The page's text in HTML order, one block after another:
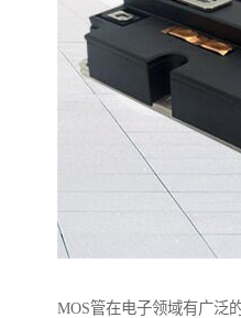
MOS管在电子领域有广泛